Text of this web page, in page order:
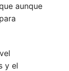
aunque
y el